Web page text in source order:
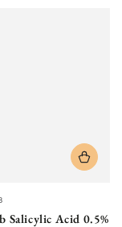
Salicylic Acid 0.5%